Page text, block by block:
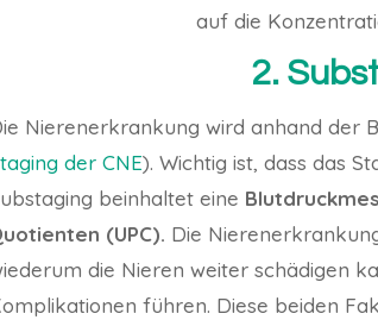
auf die
2.
Nierenerkrankung wird anhand der
der CNE). Wichtig ist, dass das
beinhaltet eine
(UPC). Die
die Nieren weiter schädigen
führen. Diese beiden